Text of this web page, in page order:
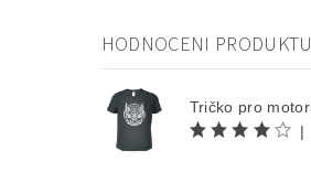
HODNOCENI PRODUKTU
|